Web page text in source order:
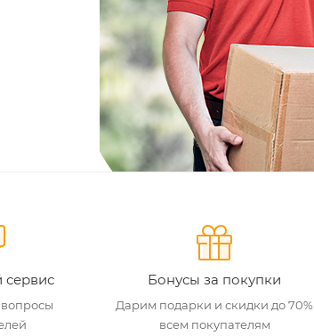
сервис Бонусы за покупки
Дарим подарки и скидки до 70%
всем покупателям